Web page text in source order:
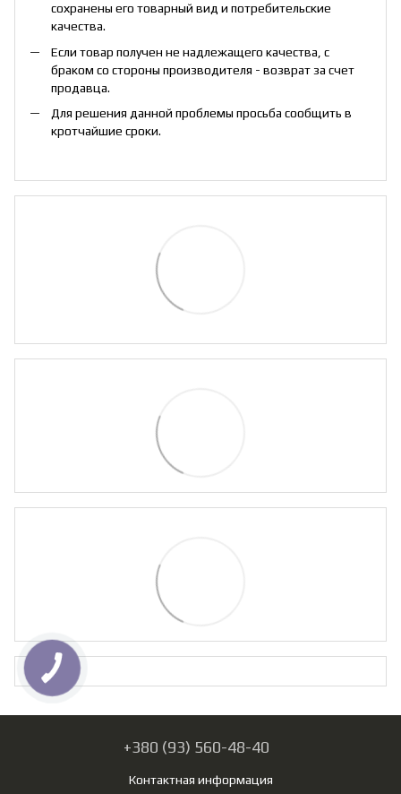
сохранены его товарный вид и потребительские
качества.
Если товар получен не надлежащего качества, с
браком со стороны производителя - возврат за счет
продавца.
Для решения данной проблемы просьба сообщить в
кротчайшие сроки.
+380 (93) 560-48-40
Контактная информация